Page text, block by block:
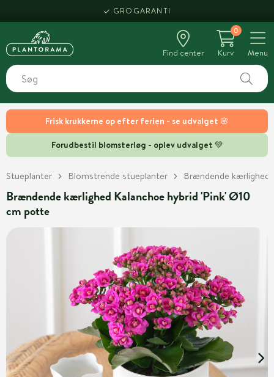
Frisk krukkerne op efter ferien - se udvalget 🌸
Forudbestil blomsterløg - oplev udvalget 💚
GROGARANTI
Find center
0
Kurv
Menu
Stueplanter Blomstrende stueplanter Brændende kærlighed
Brændende kærlighed Kalanchoe hybrid 'Pink' Ø10
cm potte